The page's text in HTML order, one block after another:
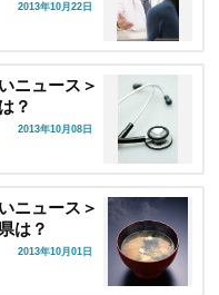
2013年10月22日
ニュース＞
？
2013年10月08日
ニュース＞
は？
2013年10月01日